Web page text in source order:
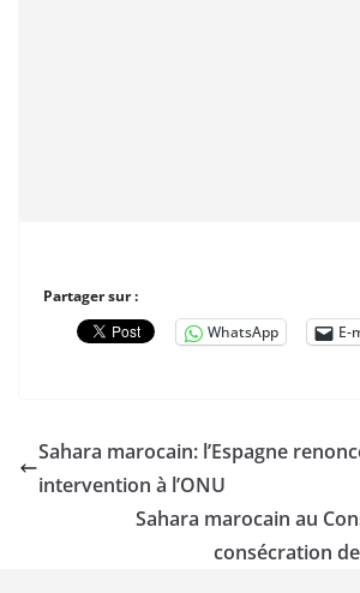
Partager sur :
WhatsApp
E-
Sahara marocain: l’Espagne
intervention à l’ONU
Sahara marocain au
consécration